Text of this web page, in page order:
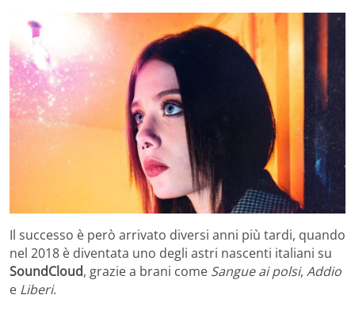
Il successo è però arrivato diversi anni più tardi, quando
nel 2018 è diventata uno degli astri nascenti italiani su
SoundCloud, grazie a brani come Sangue ai polsi, Addio
e Liberi.